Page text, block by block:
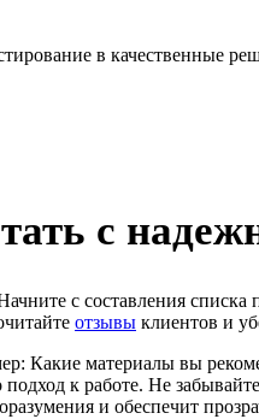
в качественные
с
с составления
отзывы клиентов и
Какие материалы вы
к работе. Не
и обеспечит